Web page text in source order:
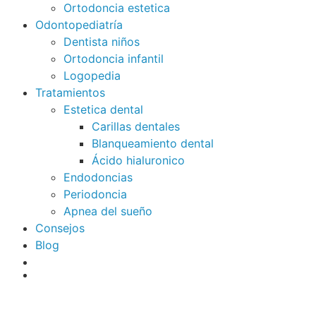
Ortodoncia estetica
Odontopediatría
Dentista niños
Ortodoncia infantil
Logopedia
Tratamientos
Estetica dental
Carillas dentales
Blanqueamiento dental
Ácido hialuronico
Endodoncias
Periodoncia
Apnea del sueño
Consejos
Blog